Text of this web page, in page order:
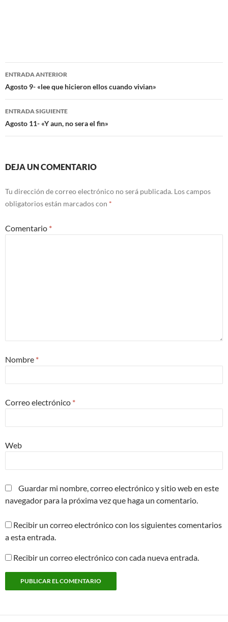
Navegación
de
entradas
ENTRADA ANTERIOR
Agosto 9- «lee que hicieron ellos cuando vivian»
ENTRADA SIGUIENTE
Agosto 11- «Y aun, no sera el fin»
DEJA UN COMENTARIO
Tu dirección de correo electrónico no será publicada. Los campos
obligatorios están marcados con *
Comentario *
Nombre *
Correo electrónico *
Web
Guardar mi nombre, correo electrónico y sitio web en este
navegador para la próxima vez que haga un comentario.
Recibir un correo electrónico con los siguientes comentarios
a esta entrada.
Recibir un correo electrónico con cada nueva entrada.